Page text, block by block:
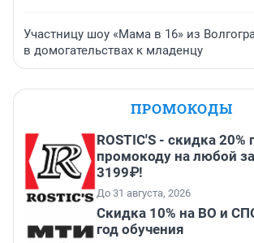
Участницу шоу «Мама в 16» из
в домогательствах к младенцу
ПРОМОКОДЫ
ROSTIC'S - скидка 20%
промокоду на любой
3199₽!
До 31 августа, 2026
Скидка 10% на ВО и
год обучения